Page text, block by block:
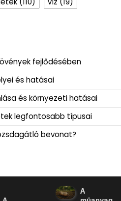
fejlődésében
és hatásai
és környezeti hatásai
legfontosabb típusai
bevonat?
A